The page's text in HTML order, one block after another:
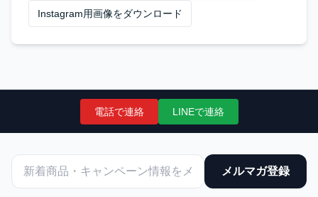
Instagram用画像をダウンロード
電話で連絡 LINEで連絡
メルマガ登録